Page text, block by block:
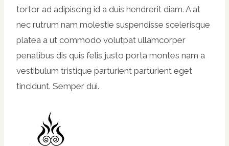
tortor ad adipiscing id a duis hendrerit diam. A at
nec rutrum nam molestie suspendisse scelerisque
platea a ut commodo volutpat ullamcorper
penatibus dis quis felis justo porta montes nam a
vestibulum tristique parturient parturient eget
tincidunt. Semper dui.